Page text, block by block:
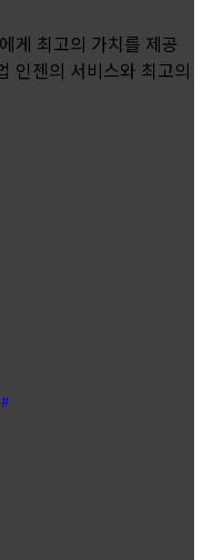
게 최고의 가치를 제공
인젠의 서비스와 최고의